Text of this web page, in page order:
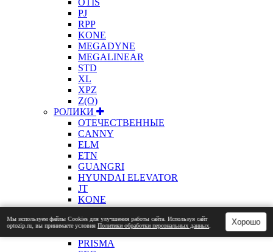
PJ
RPP
KONE
MEGADYNE
MEGALINEAR
STD
XL
XPZ
Z(О)
РОЛИКИ
ОТЕЧЕСТВЕННЫЕ
CANNY
ELM
ETN
GUANGRI
HYUNDAI ELEVATOR
JT
KONE
ЛАТРЭС
MITSUBISHI
OTIS
PRISMA
Мы используем файлы Сookies для улучшения работы сайта. Используя сайт
optozip.ru, вы принимаете условияПолитики обработки персональных данных Хорошо